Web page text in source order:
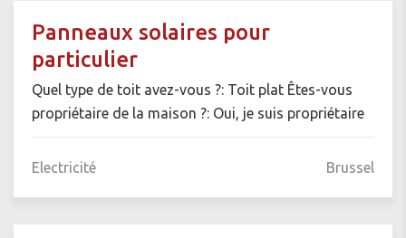
Panneaux solaires pour
particulier
Quel type de toit avez-vous ?: Toit plat Êtes-vous
propriétaire de la maison ?: Oui, je suis propriétaire
Electricité Brussel